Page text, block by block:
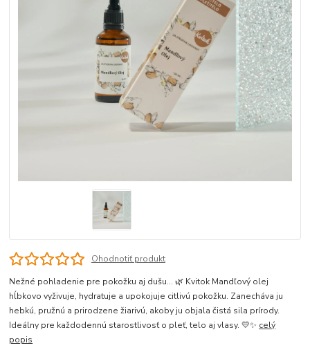
Ohodnotiť produkt
Nežné pohladenie pre pokožku aj dušu… 🌿 Kvitok Mandľový olej
hĺbkovo vyživuje, hydratuje a upokojuje citlivú pokožku. Zanecháva ju
hebkú, pružnú a prirodzene žiarivú, akoby ju objala čistá sila prírody.
Ideálny pre každodennú starostlivosť o pleť, telo aj vlasy. 💛✨ celý
popis